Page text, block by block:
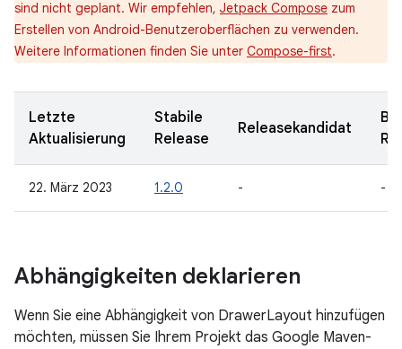
sind nicht geplant. Wir empfehlen, Jetpack Compose zum
Erstellen von Android-Benutzeroberflächen zu verwenden.
Weitere Informationen finden Sie unter Compose-first.
Letzte
Aktualisierung
Stabile
Release
Releasekandidat
22. März 2023 1.2.0 - -
Abhängigkeiten deklarieren
Wenn Sie eine Abhängigkeit von DrawerLayout hinzufügen
möchten, müssen Sie Ihrem Projekt das Google Maven-